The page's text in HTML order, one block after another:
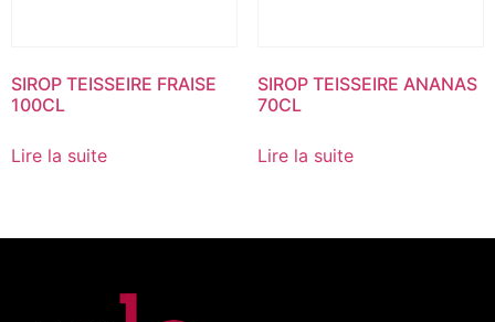
SIROP TEISSEIRE FRAISE
100CL
Lire la suite
SIROP TEISSEIRE ANANAS
70CL
Lire la suite